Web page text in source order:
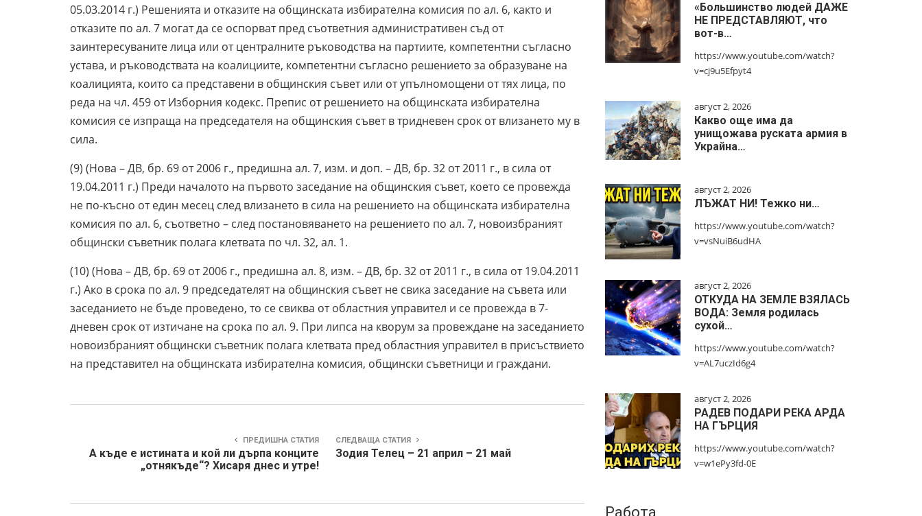
05.03.2014 г.) Решенията и отказите на общинската избирателна комисия по ал. 6, както и
отказите по ал. 7 могат да се оспорват пред съответния административен съд от
заинтересуваните лица или от централните ръководства на партиите, компетентни съгласно
устава, и ръководствата на коалициите, компетентни съгласно решението за образуване на
коалицията, които са представени в общинския съвет или от упълномощени от тях лица, по
реда на чл. 459 от Изборния кодекс. Препис от решението на общинската избирателна
комисия се изпраща на председателя на общинския съвет в тридневен срок от влизането му в
сила.
(9) (Нова – ДВ, бр. 69 от 2006 г., предишна ал. 7, изм. и доп. – ДВ, бр. 32 от 2011 г., в сила от
19.04.2011 г.) Преди началото на първото заседание на общинския съвет, което се провежда
не по-късно от един месец след влизането в сила на решението на общинската избирателна
комисия по ал. 6, съответно – след постановяването на решението по ал. 7, новоизбраният
общински съветник полага клетвата по чл. 32, ал. 1.
(10) (Нова – ДВ, бр. 69 от 2006 г., предишна ал. 8, изм. – ДВ, бр. 32 от 2011 г., в сила от 19.04.2011
г.) Ако в срока по ал. 9 председателят на общинския съвет не свика заседание на съвета или
заседанието не бъде проведено, то се свиква от областния управител и се провежда в 7-
дневен срок от изтичане на срока по ал. 9. При липса на кворум за провеждане на заседанието
новоизбраният общински съветник полага клетвата пред областния управител в присъствието
на представител на общинската избирателна комисия, общински съветници и граждани.
ПРЕДИШНА СТАТИЯ
А къде е истината и кой ли дърпа конците
„отнякъде“? Хисаря днес и утре!
СЛЕДВАЩА СТАТИЯ
Зодия Телец – 21 април – 21 май
«Большинство людей ДАЖЕ
НЕ ПРЕДСТАВЛЯЮТ, что
вот-в…
https://www.youtube.com/watch?
v=cj9u5Efpyt4
август 2, 2026
Какво още има да
унищожава руската армия в
Украйна…
август 2, 2026
ЛЪЖАТ НИ! Тежко ни…
https://www.youtube.com/watch?
v=vsNuiB6udHA
август 2, 2026
ОТКУДА НА ЗЕМЛЕ ВЗЯЛАСЬ
ВОДА: Земля родилась
сухой…
https://www.youtube.com/watch?
v=AL7uczId6g4
август 2, 2026
РАДЕВ ПОДАРИ РЕКА АРДА
НА ГЪРЦИЯ
https://www.youtube.com/watch?
v=w1ePy3fd-0E
Работа